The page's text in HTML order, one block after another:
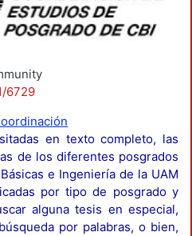
6729
en texto completo, las
de los diferentes posgrados
e Ingeniería de la UAM
por tipo de posgrado y
alguna tesis en especial,
por palabras, o bien,